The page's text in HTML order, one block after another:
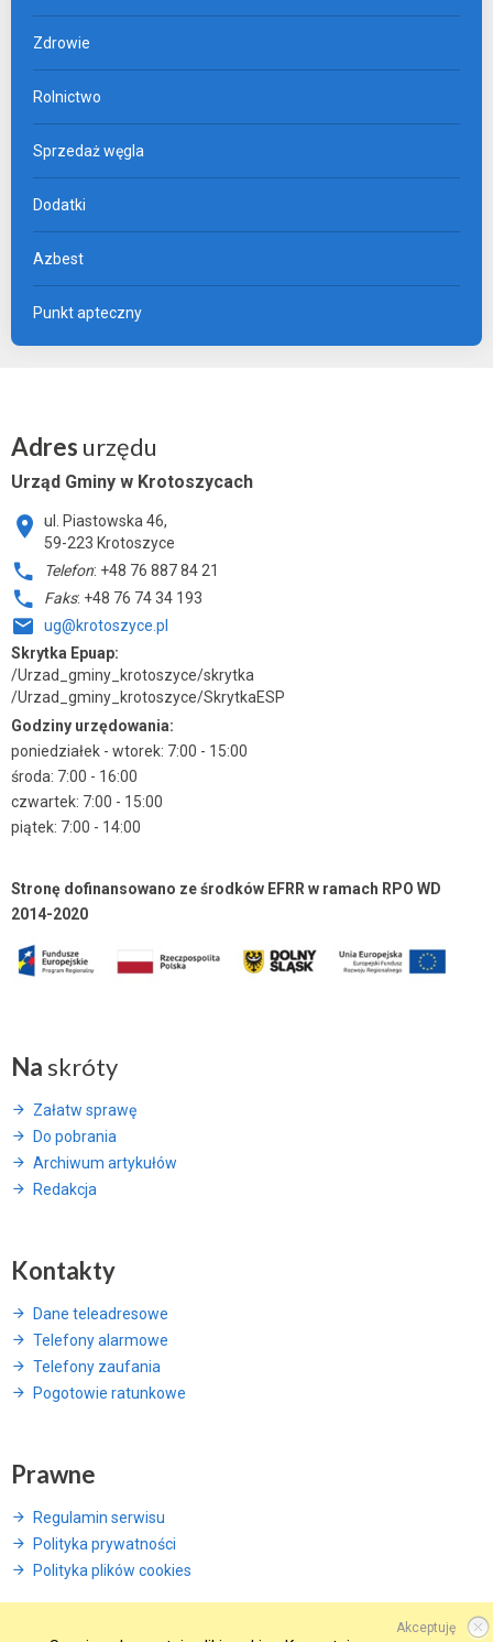
Zdrowie
Rolnictwo
Sprzedaż węgla
Dodatki
Azbest
Punkt apteczny
Adres urzędu
Urząd Gminy w Krotoszycach
ul. Piastowska 46,
59-223 Krotoszyce
Telefon: +48 76 887 84 21
Faks: +48 76 74 34 193
ug@krotoszyce.pl
Skrytka Epuap:
/Urzad_gminy_krotoszyce/skrytka
/Urzad_gminy_krotoszyce/SkrytkaESP
Godziny urzędowania:
poniedziałek - wtorek: 7:00 - 15:00
środa: 7:00 - 16:00
czwartek: 7:00 - 15:00
piątek: 7:00 - 14:00
Stronę dofinansowano ze środków EFRR w ramach RPO WD
2014-2020
Na skróty
Załatw sprawę
Do pobrania
Archiwum artykułów
Redakcja
Kontakty
Dane teleadresowe
Telefony alarmowe
Telefony zaufania
Pogotowie ratunkowe
Prawne
Regulamin serwisu
Polityka prywatności
Polityka plików cookies
Akceptuję